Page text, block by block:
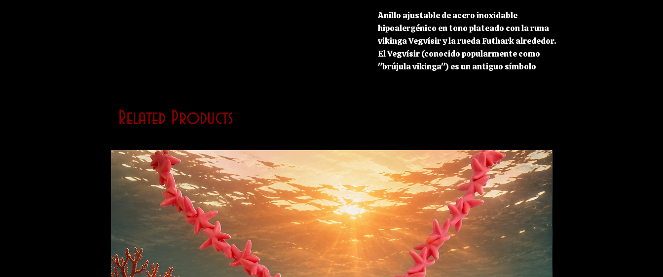
Anillo ajustable de acero inoxidable
hipoalergénico en tono plateado con la runa
vikinga Vegvísir y la rueda Futhark alrededor.
El Vegvísir (conocido popularmente como
"brújula vikinga") es un antiguo símbolo
Related Products